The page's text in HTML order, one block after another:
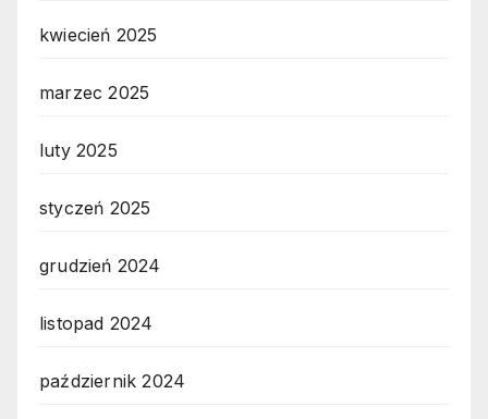
kwiecień 2025
marzec 2025
luty 2025
styczeń 2025
grudzień 2024
listopad 2024
październik 2024